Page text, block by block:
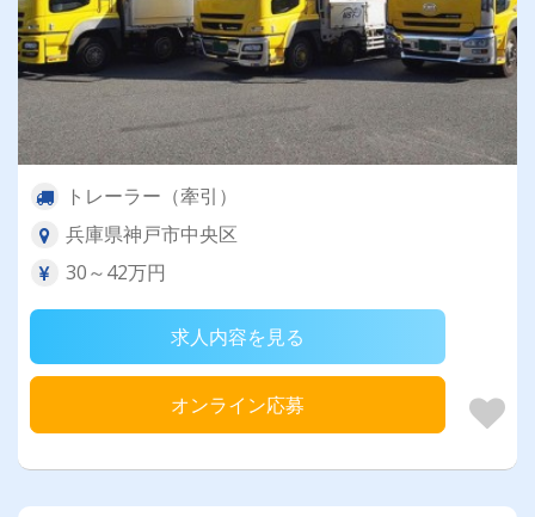
トレーラー（牽引）
兵庫県神戸市中央区
30～42万円
求人内容を見る
オンライン応募